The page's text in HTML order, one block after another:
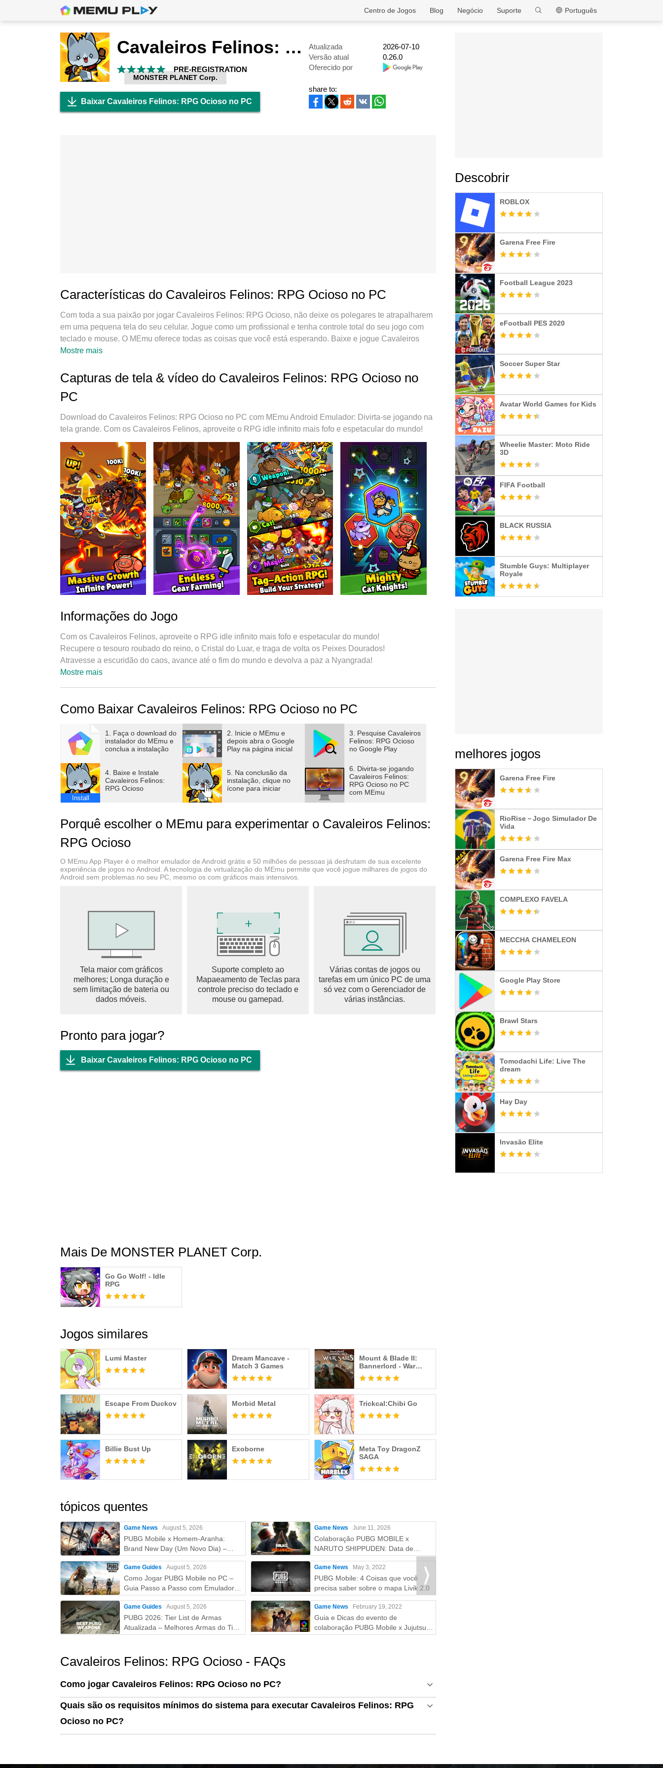
MEmu
Português
Suporte
Negócio
Blog
Centro de Jogos
Cavaleiros Felinos: RPG Ocioso
PRE-REGISTRATION
MONSTER PLANET Corp.
Atualizada
2026-07-10
Versão atual
0.26.0
Oferecido por
Baixar Cavaleiros Felinos: RPG Ocioso no PC
share to:
Características do Cavaleiros Felinos: RPG Ocioso no PC
Com toda a sua paixão por jogar Cavaleiros Felinos: RPG Ocioso, não deixe os polegares te atrapalharem
em uma pequena tela do seu celular. Jogue como um profissional e tenha controle total do seu jogo com
teclado e mouse. O MEmu oferece todas as coisas que você está esperando. Baixe e jogue Cavaleiros
Felinos: RPG Ocioso no PC. Jogue o tempo que quiser, sem mais limitações de bateria, dados móveis e
Felinos: RPG Ocioso no PC. Com grandes novidades no sistema de mapeamento que faz Cavaleiros
Felinos: RPG Ocioso um jogo de PC real. Nossa equipe melhorou o gerenciamento de várias instâncias do
Android, reduzindo tempo de reprodução de 2 ou mais contas no mesmo dispositivo. O mais importante,
rodando tudo liso. Nós nos preocupamos não apenas com você joga, mas com todo o processo de
desfrutar de 100% do seu jogo favorito.
Mostre mais
Capturas de tela & vídeo do Cavaleiros Felinos: RPG Ocioso no
PC
Download do Cavaleiros Felinos: RPG Ocioso no PC com MEmu Android Emulador: Divirta-se jogando na
tela grande. Com os Cavaleiros Felinos, aproveite o RPG idle infinito mais fofo e espetacular do mundo!
Informações do Jogo
Com os Cavaleiros Felinos, aproveite o RPG idle infinito mais fofo e espetacular do mundo!
Recupere o tesouro roubado do reino, o Cristal do Luar, e traga de volta os Peixes Dourados!
Atravesse a escuridão do caos, avance até o fim do mundo e devolva a paz a Nyangrada!
● O tesouro dos cavaleiros que nunca dormem: o Orbe Mágico!
Sem controles complicados, sinta a emoção de obter equipamentos em massa e crescer rapidamente.
● Monte o deck mais forte! RPG de ação com tags!
Reúna companheiros cavaleiros confiáveis e colecione habilidades poderosas!
Fortaleça tags com relíquias e libere o potencial de companheiros e habilidades!
Encontre a melhor combinação de tags e builds para batalhas estratégicas.
Diversas masmorras oferecem crescimento poderoso e explosivo!
A Prova do Cavaleiro traz progressão de promoção infinita.
Na Piscicultura, colete várias espécies de peixes e fique mais forte.
● Diversão com competição e cooperação
Novos conteúdos para crescer com membros da guilda serão atualizados continuamente.
● Costumes e companheiros felinos únicos e cheios de charme!
Costumes adoráveis para gatos e companheiros Cavaleiros Felinos cheios de personalidade!
Os costumes não são apenas visuais: seus efeitos de posse também ajudam no crescimento!
----- Junte-se à comunidade! -----
Discord oficial: https://discord.gg/uD3QAGRWUj
Mostre mais
Como Baixar Cavaleiros Felinos: RPG Ocioso no PC
1. Faça o download do
instalador do MEmu e
conclua a instalação
2. Inicie o MEmu e
depois abra o Google
Play na página inicial
3. Pesquise Cavaleiros
Felinos: RPG Ocioso
no Google Play
Install
4. Baixe e Instale
Cavaleiros Felinos:
RPG Ocioso
5. Na conclusão da
instalação, clique no
ícone para iniciar
6. Divirta-se jogando
Cavaleiros Felinos:
RPG Ocioso no PC
com MEmu
Porquê escolher o MEmu para experimentar o Cavaleiros Felinos:
RPG Ocioso
O MEmu App Player é o melhor emulador de Android grátis e 50 milhões de pessoas já desfrutam de sua excelente
experiência de jogos no Android. A tecnologia de virtualização do MEmu permite que você jogue milhares de jogos do
Android sem problemas no seu PC, mesmo os com gráficos mais intensivos.
Tela maior com gráficos
melhores; Longa duração e
sem limitação de bateria ou
dados móveis.
Suporte completo ao
Mapaeamento de Teclas para
controle preciso do teclado e
mouse ou gamepad.
Várias contas de jogos ou
tarefas em um único PC de uma
só vez com o Gerenciador de
várias instâncias.
Pronto para jogar?
Baixar Cavaleiros Felinos: RPG Ocioso no PC
Mais De MONSTER PLANET Corp.
Go Go Wolf! - Idle
RPG
Jogos similares
Lumi Master
Dream Mancave -
Match 3 Games
Mount & Blade II:
Bannerlord - War
Sails
Escape From Duckov Morbid Metal Trickcal:Chibi Go
Billie Bust Up Exoborne
Meta Toy DragonZ
SAGA
tópicos quentes
Game News August 5, 2026
PUBG Mobile x Homem-Aranha:
Brand New Day (Um Novo Dia) –
Tudo que você precisa saber!
Game Guides August 5, 2026
Como Jogar PUBG Mobile no PC –
Guia Passo a Passo com Emulador
(Atualizado 2026)
Game Guides August 5, 2026
PUBG 2026: Tier List de Armas
Atualizada – Melhores Armas do Tier
S ao D (Guia Completo)
Game News June 11, 2026
Colaboração PUBG MOBILE x
NARUTO SHIPPUDEN: Data de
Lançamento e Recompensas
Gratuitas
Game News May 3, 2022
PUBG Mobile: 4 Coisas que você
precisa saber sobre o mapa Livik 2.0
Game News February 19, 2022
Guia e Dicas do evento de
colaboração PUBG Mobile x Jujutsu
Kaisen
Cavaleiros Felinos: RPG Ocioso - FAQs
Como jogar Cavaleiros Felinos: RPG Ocioso no PC?
Quais são os requisitos mínimos do sistema para executar Cavaleiros Felinos: RPG
Ocioso no PC?
Descobrir
ROBLOX
Garena Free Fire
Football League 2023
eFootball PES 2020
Soccer Super Star
Avatar World Games for Kids
Wheelie Master: Moto Ride
3D
FIFA Football
BLACK RUSSIA
Stumble Guys: Multiplayer
Royale
melhores jogos
Garena Free Fire
RioRise－Jogo Simulador De
Vida
Garena Free Fire Max
COMPLEXO FAVELA
MECCHA CHAMELEON
Google Play Store
Brawl Stars
Tomodachi Life: Live The
dream
Hay Day
Invasão Elite